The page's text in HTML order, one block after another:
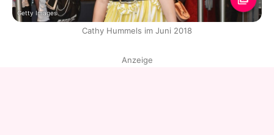
Getty Images
Cathy Hummels im Juni 2018
Anzeige